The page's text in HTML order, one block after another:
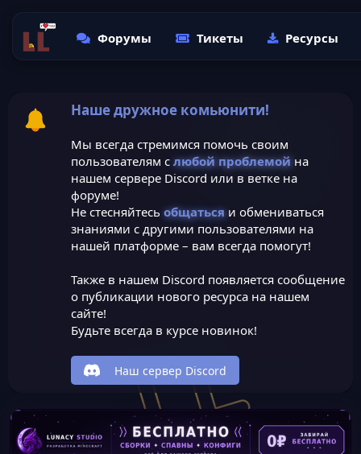
Форумы Тикеты Ресурсы
Наше дружное комьюнити!
Мы всегда стремимся помочь своим
пользователям с любой проблемойна
нашем сервере Discord или в ветке на
форуме!
Не стесняйтесь общатьсяи обмениваться
знаниями с другими пользователями на
нашей платформе – вам всегда помогут!
Также в нашем Discord появляется сообщение
о публикации нового ресурса на нашем
сайте!
Будьте всегда в курсе новинок!
Наш сервер Discord